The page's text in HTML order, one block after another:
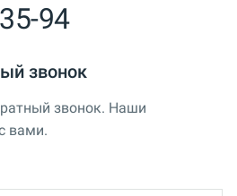
94
звонок
звонок. Наши
вами.